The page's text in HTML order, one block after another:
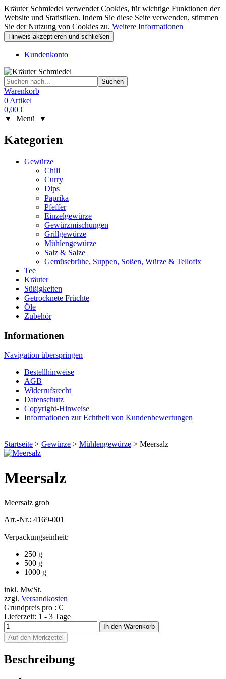
Kräuter Schmiedel verwendet Cookies, für wichtige Funktionen der
Website und Statistiken. Indem Sie diese Seite verwenden, stimmen
Sie der Nutzung von Cookies zu. Weitere Informationen
Hinweis akzeptieren und schließen
Kundenkonto
Warenkorb
0 Artikel
0,00 €
▼ Menü ▼
Kategorien
Gewürze
Chili
Curry
Dips
Paprika
Pfeffer
Einzelgewürze
Gewürzmischungen
Grillgewürze
Mühlengewürze
Salz & Salze
Gemüsebrühe, Suppen, Soßen, Würze & Tellofix
Tee
Kräuter
Süßigkeiten
Getrocknete Früchte
Öle
Zubehör
Informationen
Navigation überspringen
Bestellhinweise
AGB
Widerrufsrecht
Datenschutz
Copyright-Hinweise
Informationen zur Echtheit von Kundenbewertungen
Startseite > Gewürze > Mühlengewürze > Meersalz
Meersalz
Meersalz grob
Art.-Nr.: 4169-001
Verpackungseinheit:
250 g
500 g
1000 g
inkl. MwSt.
zzgl. Versandkosten
Grundpreis pro : €
Lieferzeit: 1 - 3 Tage
Auf den Merkzettel
Beschreibung